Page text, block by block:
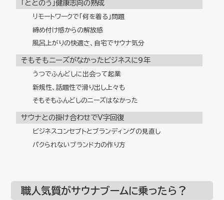
「ととのう」健康志向の熟成
リモートワークで「何を着る」問題
締め付け感からの解放感
風呂上がりの快適さ、自宅でサウナ気分
そもそもニーズがなかったビジネスに９年
うつでふんどしに出会って起業
新規性、話題性で滑り出し上々も
そもそもふんどしのニーズはなかった
サウナとの掛け合わせでV字回復
ビジネスコンセプトとブランディングの見直し
パクられないブランド力の作り方
職人気質がサウナブームに乗った ら？